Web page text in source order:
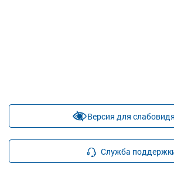
Версия для
Служба